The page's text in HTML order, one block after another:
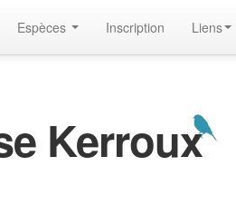
Espèces Inscription Liens
Kerroux